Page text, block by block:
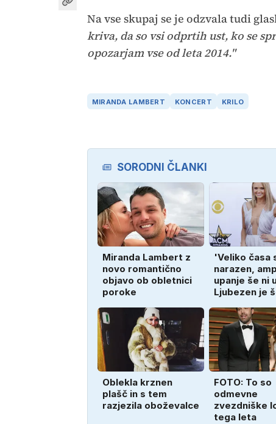
Na vse skupaj se je odzvala tudi
kriva, da so vsi odprtih ust, ko se
opozarjam vse od leta 2014."
MIRANDA LAMBERT KONCERT KRILO
SORODNI ČLANKI
Miranda Lambert z
novo romantično
objavo ob obletnici
poroke
'Veliko časa
narazen,
upanje še ni
Ljubezen je
Oblekla krznen
plašč in s tem
razjezila oboževalce
FOTO: To so
odmevne
zvezdniške
tega leta